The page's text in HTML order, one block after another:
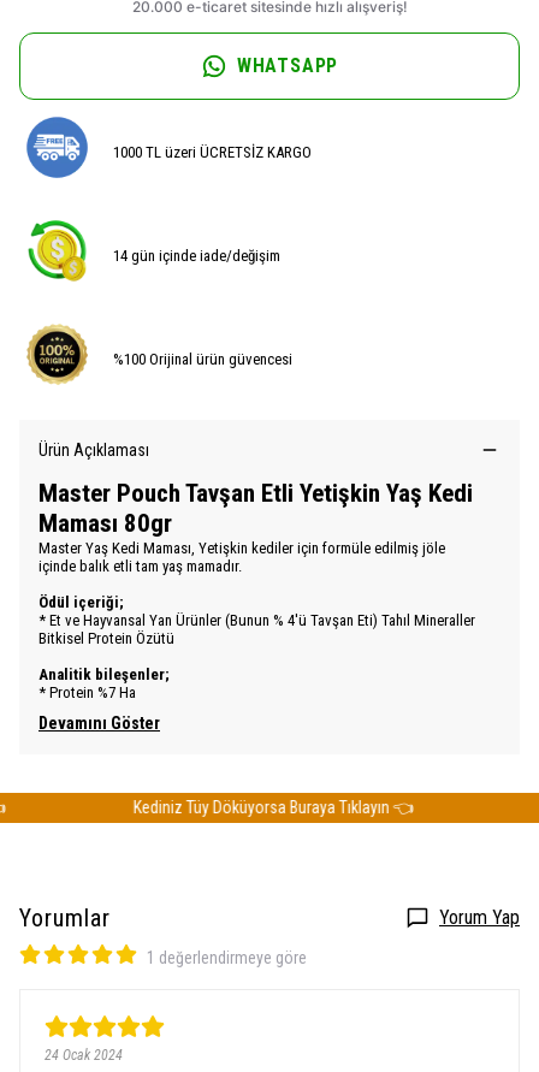
WHATSAPP
1000 TL üzeri ÜCRETSİZ KARGO
14 gün içinde iade/değişim
%100 Orijinal ürün güvencesi
Ürün Açıklaması
Master Pouch Tavşan Etli Yetişkin Yaş Kedi
Maması 80gr
Master Yaş Kedi Maması, Yetişkin kediler için formüle edilmiş jöle
içinde balık etli tam yaş mamadır.
Ödül içeriği;
* Et ve Hayvansal Yan Ürünler (Bunun % 4'ü Tavşan Eti) Tahıl Mineraller
Bitkisel Protein Özütü
Analitik bileşenler;
* Protein %7 Ha
Devamını Göster
Kediniz Tüy Döküyorsa Buraya Tıklayın 👈
Yorumlar Yorum Yap
1 değerlendirmeye göre
24 Ocak 2024